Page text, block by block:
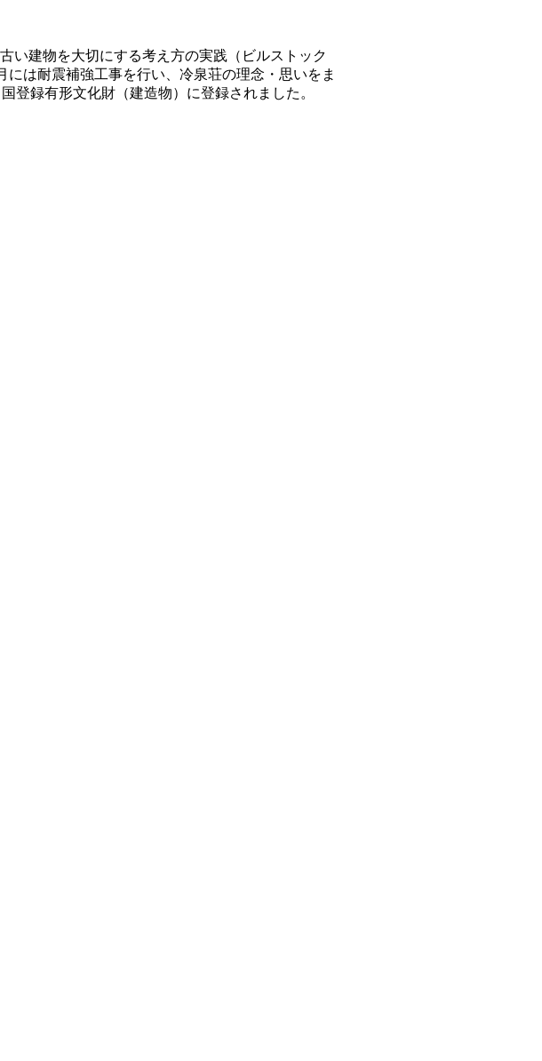
い建物を大切にする考え方の実践（ビルストック
は耐震補強工事を行い、冷泉荘の理念・思いをま
登録有形文化財（建造物）に登録されました。